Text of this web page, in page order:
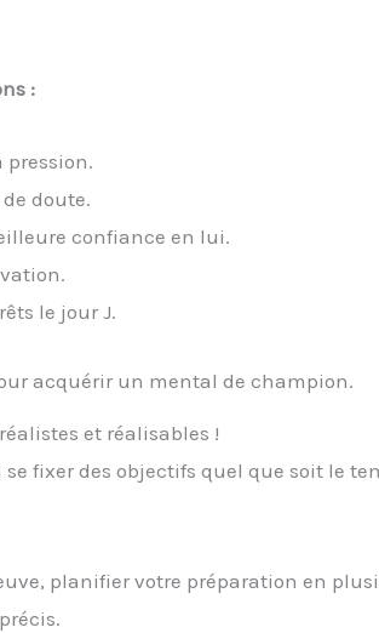
:
pression.
doute.
confiance en lui.
le jour J.
acquérir un mental de champion.
et réalisables !
fixer des objectifs quel que soit le
planifier votre préparation en